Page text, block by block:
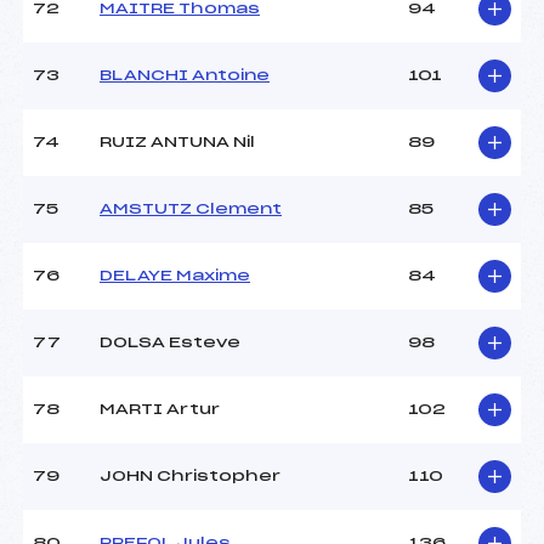
72 MAITRE Thomas 94
73 BLANCHI Antoine 101
74 RUIZ ANTUNA Nil 89
75 AMSTUTZ Clement 85
76 DELAYE Maxime 84
77 DOLSA Esteve 98
78 MARTI Artur 102
79 JOHN Christopher 110